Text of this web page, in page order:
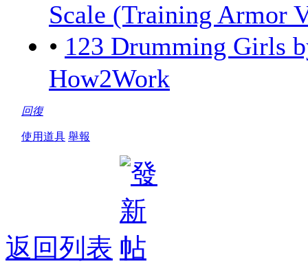
Scale (Training Armor
• 123 Drumming Girls
How2Work
回復
使用道具 舉報
返回列表